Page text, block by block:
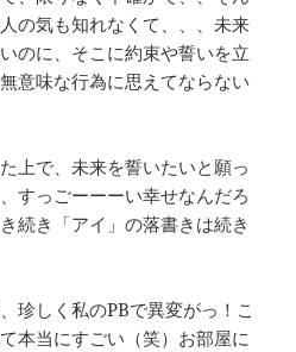
の気も知れなくて、、、未来
のに、そこに約束や誓いを立
意味な行為に思えてならない
上で、未来を誓いたいと願っ
すっごーーーい幸せなんだろ
続き「アイ」の落書きは続き
珍しく私のPBで異変がっ！こ
本当にすごい（笑）お部屋に